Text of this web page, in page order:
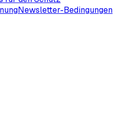
Newsletter-Bedingungen